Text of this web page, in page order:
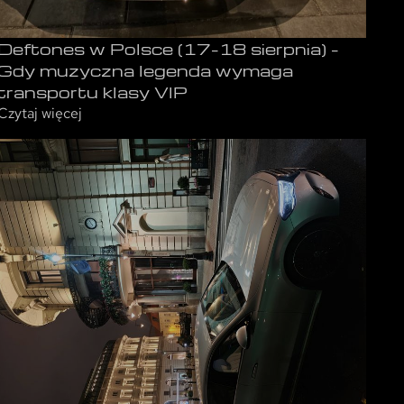
w Polsce (17–18 sierpnia) –
muzyczna legenda wymaga
klasy VIP
więcej